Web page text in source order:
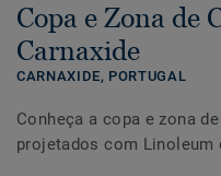
Copa e Zona de
Carnaxide
CARNAXIDE, PORTUGAL
Conheça a copa e zona
projetados com Linoleum